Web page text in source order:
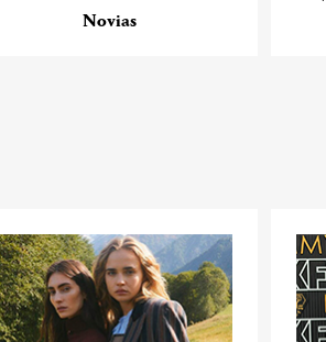
Novias